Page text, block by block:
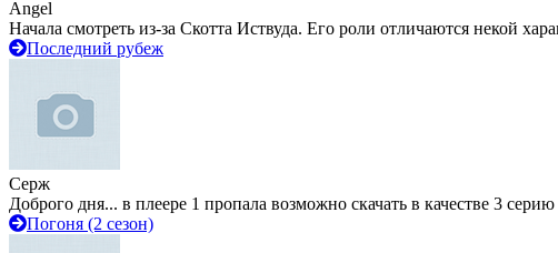
Angel
Начала смотреть из-за Скотта Иствуда. Его роли отличаются некой
Последний рубеж
Серж
Доброго дня... в плеере 1 пропала возможно скачать в качестве 3 серию
Погоня (2 сезон)